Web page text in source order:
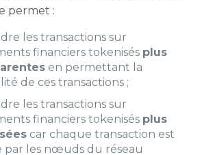
permet :
les transactions sur
financiers tokenisés plus
en permettant la
de ces transactions ;
les transactions sur
financiers tokenisés plus
car chaque transaction est
par les nœuds du réseau